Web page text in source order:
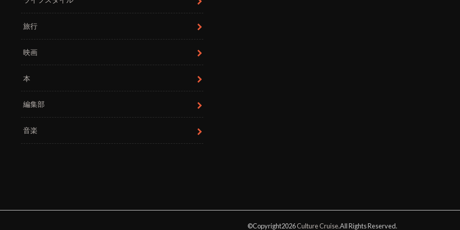
旅行
映画
本
編集部
音楽
©Copyright2026Culture Cruise.All Rights Reserved.